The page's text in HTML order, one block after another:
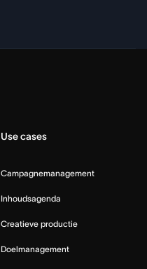
Use cases
Campagnemanagement
Inhoudsagenda
Creatieve productie
Doelmanagement